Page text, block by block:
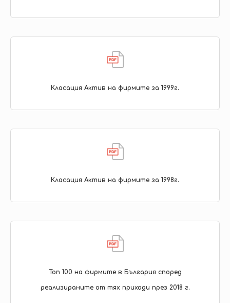
Класация Актив на фирмите за 1999г.
Класация Актив на фирмите за 1998г.
Топ 100 на фирмите в България според
реализираните от тях приходи през 2018 г.